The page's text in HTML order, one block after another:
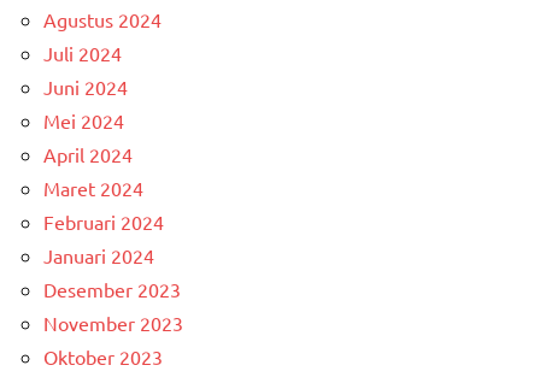
Agustus 2024
Juli 2024
Juni 2024
Mei 2024
April 2024
Maret 2024
Februari 2024
Januari 2024
Desember 2023
November 2023
Oktober 2023